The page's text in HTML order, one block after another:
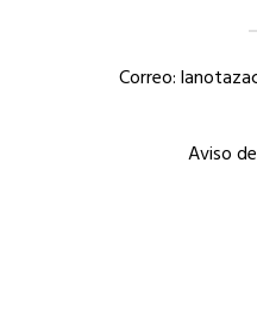
Correo:
Aviso